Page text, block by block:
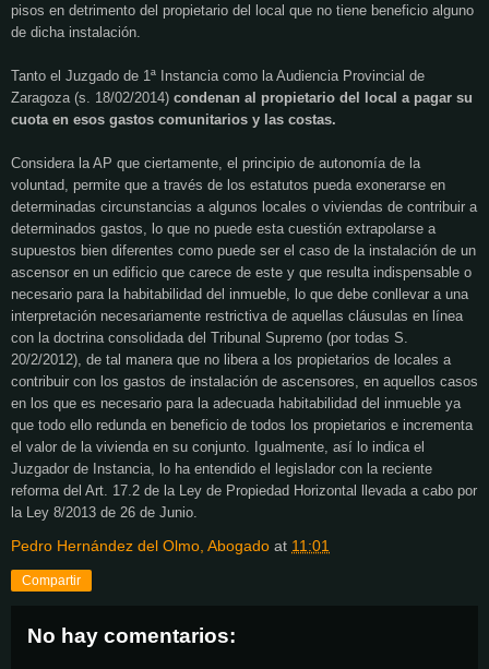
pisos en detrimento del propietario del local que no tiene beneficio alguno
de dicha instalación.
Tanto el Juzgado de 1ª Instancia como la Audiencia Provincial de
Zaragoza (s. 18/02/2014) condenan al propietario del local a pagar su
cuota en esos gastos comunitarios y las costas.
Considera la AP que ciertamente, el principio de autonomía de la
voluntad, permite que a través de los estatutos pueda exonerarse en
determinadas circunstancias a algunos locales o viviendas de contribuir a
determinados gastos, lo que no puede esta cuestión extrapolarse a
supuestos bien diferentes como puede ser el caso de la instalación de un
ascensor en un edificio que carece de este y que resulta indispensable o
necesario para la habitabilidad del inmueble, lo que debe conllevar a una
interpretación necesariamente restrictiva de aquellas cláusulas en línea
con la doctrina consolidada del Tribunal Supremo (por todas S.
20/2/2012), de tal manera que no libera a los propietarios de locales a
contribuir con los gastos de instalación de ascensores, en aquellos casos
en los que es necesario para la adecuada habitabilidad del inmueble ya
que todo ello redunda en beneficio de todos los propietarios e incrementa
el valor de la vivienda en su conjunto. Igualmente, así lo indica el
Juzgador de Instancia, lo ha entendido el legislador con la reciente
reforma del Art. 17.2 de la Ley de Propiedad Horizontal
llevada a cabo por
la Ley 8/2013 de 26 de Junio.
Pedro Hernández del Olmo, Abogado at 11:01
Compartir
No hay comentarios: